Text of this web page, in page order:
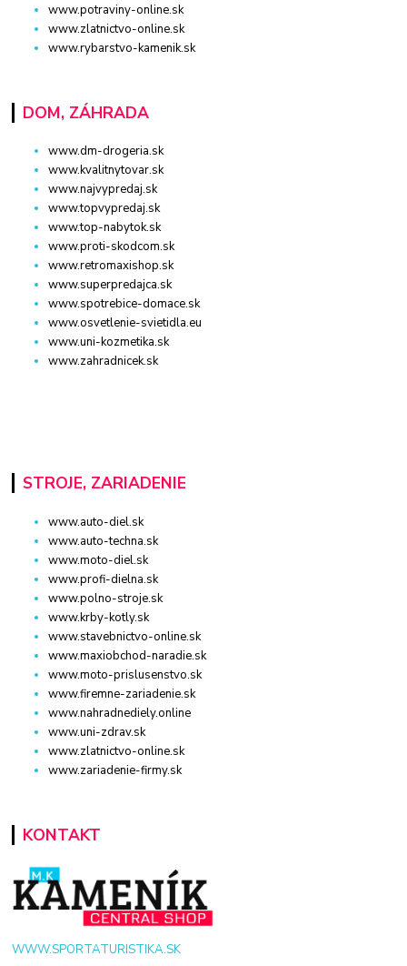
www.potraviny-online.sk
www.zlatnictvo-online.sk
www.rybarstvo-kamenik.sk
DOM, ZÁHRADA
www.dm-drogeria.sk
www.kvalitnytovar.sk
www.najvypredaj.sk
www.topvypredaj.sk
www.top-nabytok.sk
www.proti-skodcom.sk
www.retromaxishop.sk
www.superpredajca.sk
www.spotrebice-domace.sk
www.osvetlenie-svietidla.eu
www.uni-kozmetika.sk
www.zahradnicek.sk
STROJE, ZARIADENIE
www.auto-diel.sk
www.auto-techna.sk
www.moto-diel.sk
www.profi-dielna.sk
www.polno-stroje.sk
www.krby-kotly.sk
www.stavebnictvo-online.sk
www.maxiobchod-naradie.sk
www.moto-prislusenstvo.sk
www.firemne-zariadenie.sk
www.nahradnediely.online
www.uni-zdrav.sk
www.zlatnictvo-online.sk
www.zariadenie-firmy.sk
KONTAKT
WWW.SPORTATURISTIKA.SK